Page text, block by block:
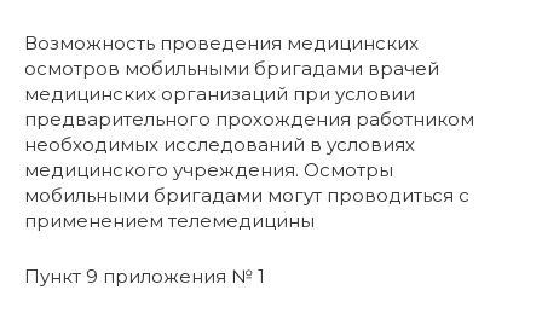
Возможность проведения медицинских
осмотров мобильными бригадами врачей
медицинских организаций при условии
предварительного прохождения работником
необходимых исследований в условиях
медицинского учреждения. Осмотры
мобильными бригадами могут проводиться с
применением телемедицины
Пункт 9 приложения № 1